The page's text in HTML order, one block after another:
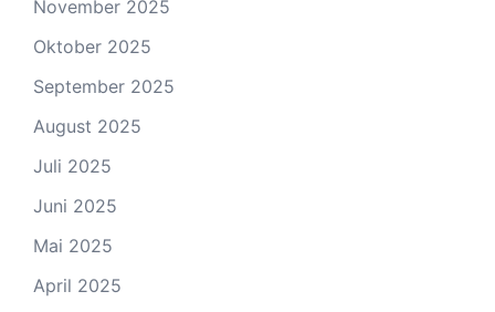
November 2025
Oktober 2025
September 2025
August 2025
Juli 2025
Juni 2025
Mai 2025
April 2025